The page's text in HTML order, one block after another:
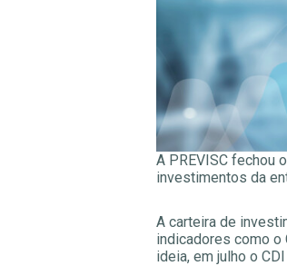
A PREVISC fechou
investimentos da
A carteira de
indicadores como o
ideia, em julho o